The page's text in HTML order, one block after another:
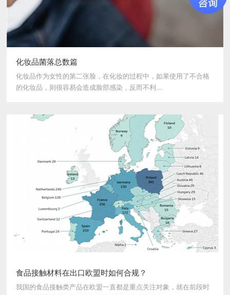
化妆品菌落总数篇
化妆品作为女性的第二张脸，在化妆的过程中，如果使用了不合格
的化妆品，则很容易会造成脸部感染，反而不利...
食品接触材料在出口欧盟时如何合规？
我国的食品接触类产品在欧盟一直都是重点关注对象，就在前段时